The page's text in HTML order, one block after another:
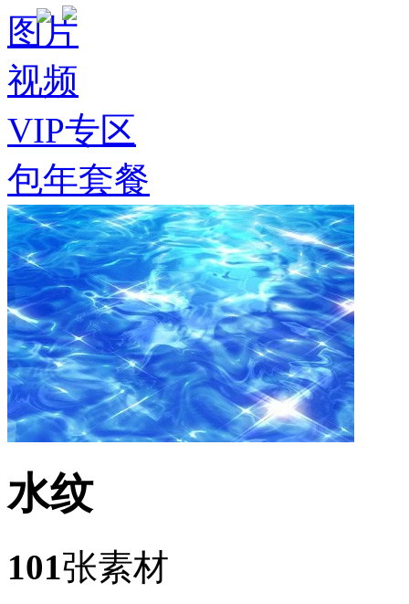
图片
视频
VIP专区
包年套餐
水纹
101张素材